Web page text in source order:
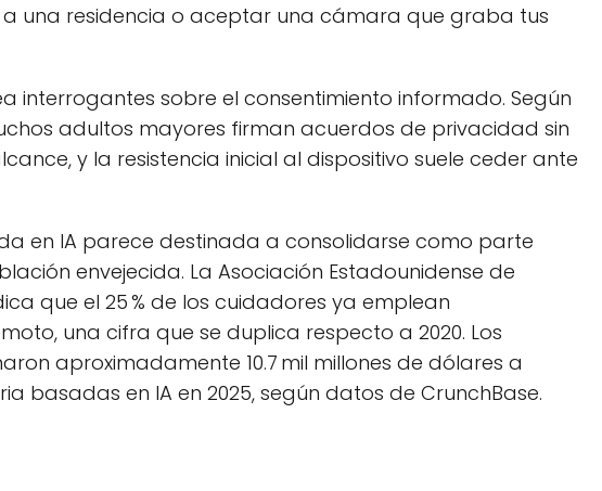
a una residencia o aceptar una cámara que graba tus
interrogantes sobre el consentimiento informado. Según
adultos mayores firman acuerdos de privacidad sin
y la resistencia inicial al dispositivo suele ceder ante
en IA parece destinada a consolidarse como parte
envejecida. La Asociación Estadounidense de
que el 25 % de los cuidadores ya emplean
una cifra que se duplica respecto a 2020. Los
aproximadamente 10.7 mil millones de dólares a
basadas en IA en 2025, según datos de CrunchBase.